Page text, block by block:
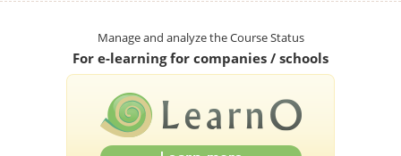
Manage and analyze the Course Status
For e-learning for companies / schools